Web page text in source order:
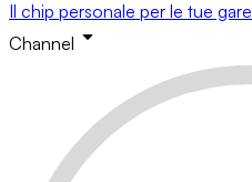
Il chip personale per le tue gare
Channel